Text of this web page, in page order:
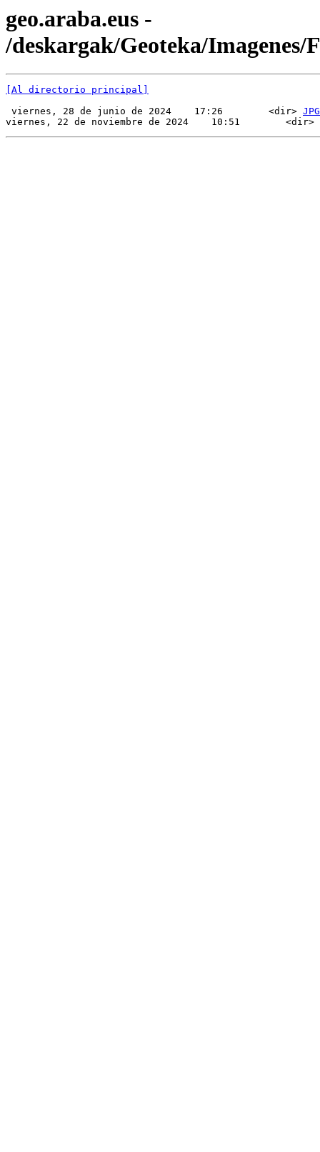
geo.araba.eus -
/deskargak/Geoteka/Imagenes/
[Al directorio principal]
viernes, 28 de junio de 2024    17:26        <dir> JPG
viernes, 22 de noviembre de 2024    10:51        <dir>